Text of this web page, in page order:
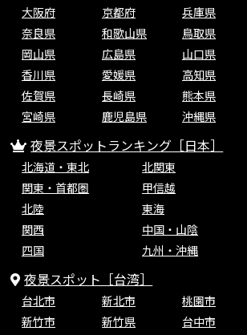
大阪府
京都府 兵庫県
奈良県
和歌山県 鳥取県
岡山県
広島県 山口県
香川県
愛媛県 高知県
佐賀県
長崎県 熊本県
宮崎県
鹿児島県 沖縄県
夜景スポットランキング［日本］
北海道・東北
北関東
関東・首都圏
甲信越
北陸
東海
関西
中国・山陰
四国
九州・沖縄
夜景スポット［台湾］
台北市 新北市 桃園市
新竹市
新竹県 台中市